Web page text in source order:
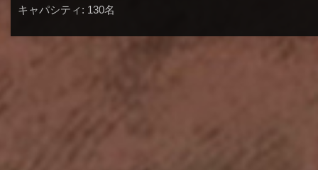
キャパシティ: 130名